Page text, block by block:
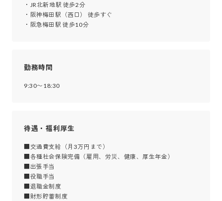
・JR北新地駅 徒歩2分
・阪神梅田駅（西口） 徒歩すぐ
・阪急梅田駅 徒歩10分
勤務時間
9:30〜18:30
待遇・福利厚生
■交通費支給（月3万円まで）
■各種社会保険完備（雇用、労災、健康、厚生年金）
■出張手当
■役職手当
■退職金制度
■財形貯蓄制度